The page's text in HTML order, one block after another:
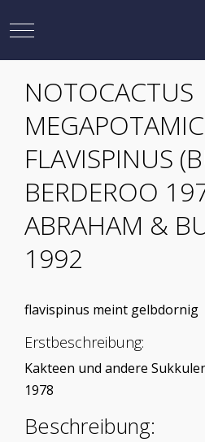
Mobile Menu Toggle
NOTOCACTUS
FLAVISPINUS
BERDEROO
ABRAHAM &
1992
flavispinus meint gelbdornig
Erstbeschreibung:
Kakteen und andere
1978
Beschreibung: